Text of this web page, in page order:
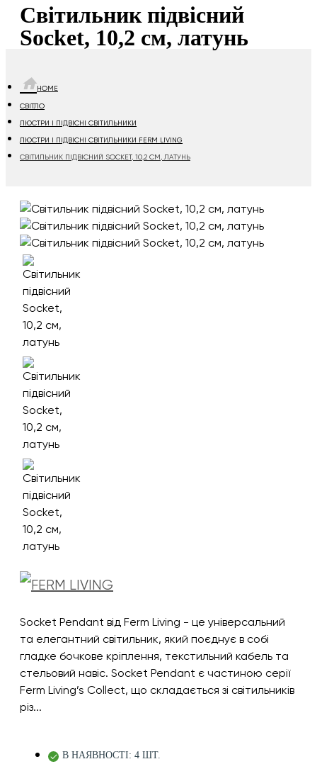
Cвітильник підвісний
Socket, 10,2 см, латунь
HOME
СВІТЛО
ЛЮСТРИ І ПІДВІСНІ СВІТИЛЬНИКИ
ЛЮСТРИ І ПІДВІСНІ СВІТИЛЬНИКИ FERM LIVING
CВІТИЛЬНИК ПІДВІСНИЙ SOCKET, 10,2 СМ, ЛАТУНЬ
Socket Pendant від Ferm Living - це універсальний
та елегантний світильник, який поєднує в собі
гладке бочкове кріплення, текстильний кабель та
стельовий навіс. Socket Pendant є частиною серії
Ferm Living’s Collect, що складається зі світильників
різ...
В НАЯВНОСТІ: 4 ШТ.